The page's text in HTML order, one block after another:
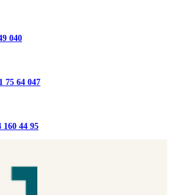
040
75 64 047
160 44 95